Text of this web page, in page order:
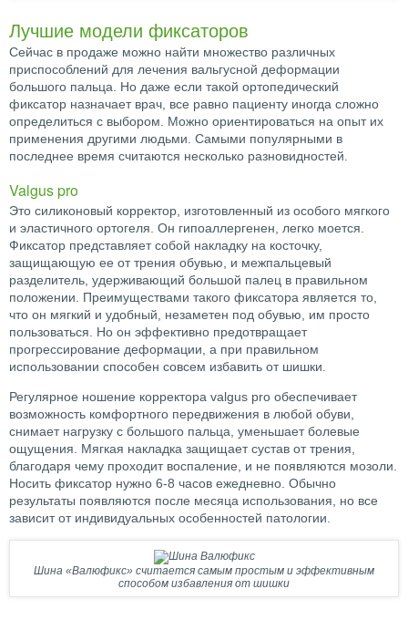
Лучшие модели фиксаторов
Сейчас в продаже можно найти множество различных
приспособлений для лечения вальгусной деформации
большого пальца. Но даже если такой ортопедический
фиксатор назначает врач, все равно пациенту иногда сложно
определиться с выбором. Можно ориентироваться на опыт их
применения другими людьми. Самыми популярными в
последнее время считаются несколько разновидностей.
Valgus pro
Это силиконовый корректор, изготовленный из особого мягкого
и эластичного ортогеля. Он гипоаллергенен, легко моется.
Фиксатор представляет собой накладку на косточку,
защищающую ее от трения обувью, и межпальцевый
разделитель, удерживающий большой палец в правильном
положении. Преимуществами такого фиксатора является то,
что он мягкий и удобный, незаметен под обувью, им просто
пользоваться. Но он эффективно предотвращает
прогрессирование деформации, а при правильном
использовании способен совсем избавить от шишки.
Регулярное ношение корректора valgus pro обеспечивает
возможность комфортного передвижения в любой обуви,
снимает нагрузку с большого пальца, уменьшает болевые
ощущения. Мягкая накладка защищает сустав от трения,
благодаря чему проходит воспаление, и не появляются мозоли.
Носить фиксатор нужно 6-8 часов ежедневно. Обычно
результаты появляются после месяца использования, но все
зависит от индивидуальных особенностей патологии.
Шина «Валюфикс» считается самым простым и эффективным
способом избавления от шишки